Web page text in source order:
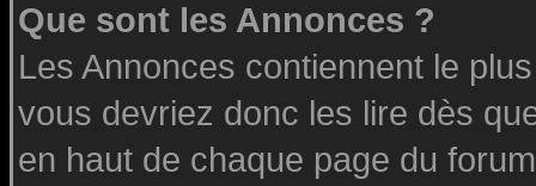
Que sont les Annonces ?
Les Annonces contiennent le
vous devriez donc les lire dès
en haut de chaque page du